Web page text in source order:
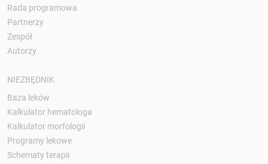
Rada programowa
Partnerzy
Zespół
Autorzy
NIEZBĘDNIK
Baza leków
Kalkulator hematologa
Kalkulator morfologii
Programy lekowe
Schematy terapii